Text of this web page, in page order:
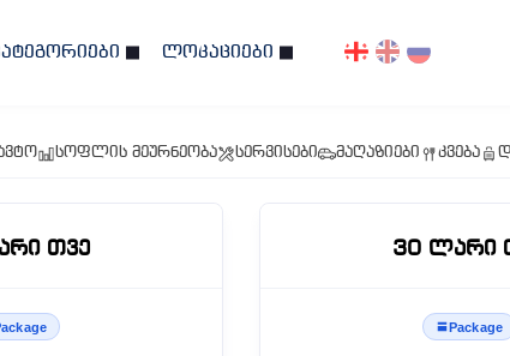
ლოკაციები
სოფლის მეურნეობა სერვისები მაღაზიები კვება
Თვე 30 Ლარი
Package